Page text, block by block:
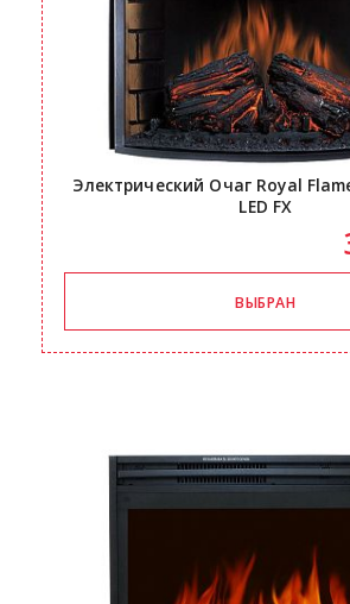
Электрический Очаг Royal
LED FX